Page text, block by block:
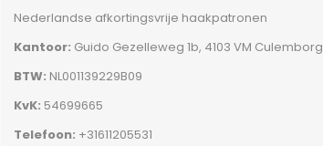
Nederlandse afkortingsvrije haakpatronen
Kantoor: Guido Gezelleweg 1b, 4103 VM Culemborg
BTW: NL001139229B09
KvK: 54699665
Telefoon: +31611205531